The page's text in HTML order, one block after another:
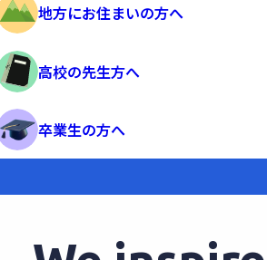
地方にお住まいの方へ
高校の先生方へ
卒業生の方へ